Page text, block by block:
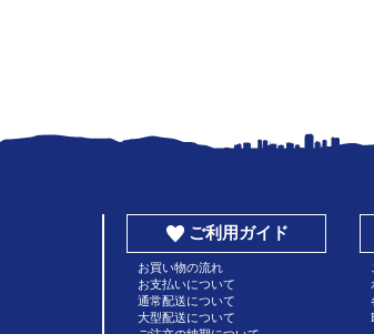
ご利用ガイド
お買い物の流れ
お支払いについて
通常配送について
大型配送について